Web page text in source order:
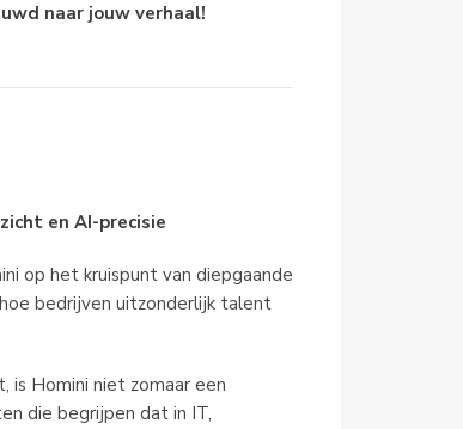
naar jouw verhaal!
en AI-precisie
op het kruispunt van diepgaande
bedrijven uitzonderlijk talent
Homini niet zomaar een
die begrijpen dat in IT,